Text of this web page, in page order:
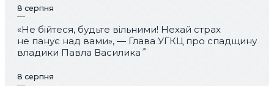
8 серпня
«Не бійтеся, будьте вільними! Нехай страх
не панує над вами», — Глава УГКЦ про спадщину
владики Павла Василика
8 серпня